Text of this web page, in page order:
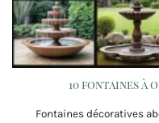
10 fontaines à
Fontaines décoratives